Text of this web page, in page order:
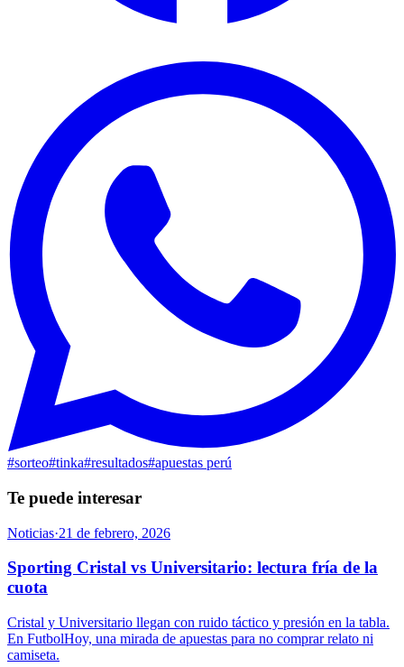
#sorteo#tinka#resultados#apuestas perú
Te puede interesar
Noticias·21 de febrero, 2026
Sporting Cristal vs Universitario: lectura fría de la
cuota
Cristal y Universitario llegan con ruido táctico y presión en la tabla.
En FutbolHoy, una mirada de apuestas para no comprar relato ni
camiseta.